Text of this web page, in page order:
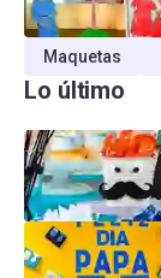
Maquetas
Lo último